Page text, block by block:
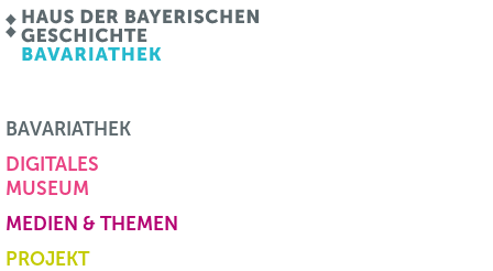
BAVARIATHEK
DIGITALES
MUSEUM
MEDIEN & THEMEN
PROJEKT